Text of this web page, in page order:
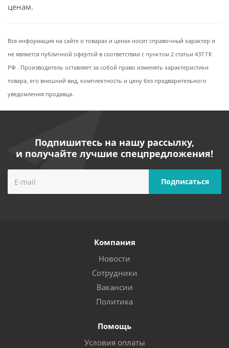
ценам.
Вся информация на сайте о товарах и ценах носит справочный характер и
не является публичной офертой в соответствии с пунктом 2 статьи 437 ГК
РФ . Производитель оставляет за собой право изменять характеристики
товара, его внешний вид, комплектность и цену без предварительного
уведомления продавца.
Подпишитесь на нашу рассылку,
и получайте лучшие спецпредложения!
Компания
Новости
Сотрудники
Вакансии
Политика
Помощь
Условия оплаты